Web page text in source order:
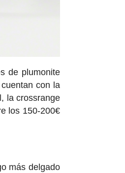
de plumonite
con la
la crossrange
los 150-200€
más delgado